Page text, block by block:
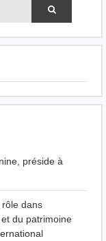
préside à
dans
du patrimoine